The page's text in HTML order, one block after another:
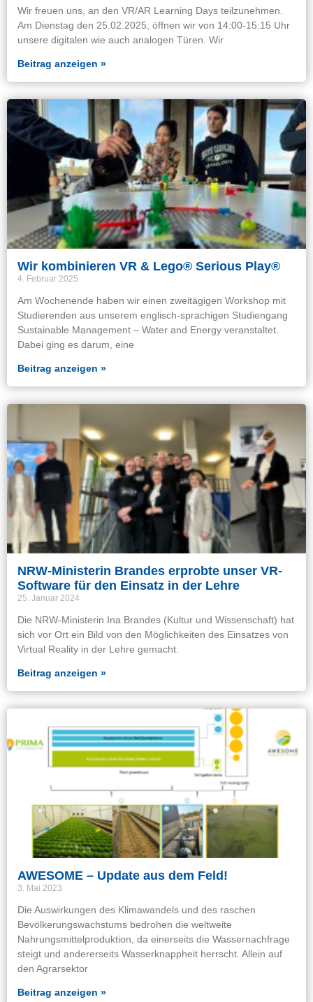
Wir freuen uns, an den VR/AR Learning Days teilzunehmen.
Am Dienstag den 25.02.2025, öffnen wir von 14:00-15:15 Uhr
unsere digitalen wie auch analogen Türen. Wir
Beitrag anzeigen »
Wir kombinieren VR & Lego® Serious Play®
4. Februar 2025
Am Wochenende haben wir einen zweitägigen Workshop mit
Studierenden aus unserem englisch-sprachigen Studiengang
Sustainable Management – Water and Energy veranstaltet.
Dabei ging es darum, eine
Beitrag anzeigen »
NRW-Ministerin Brandes erprobte unser VR-
Software für den Einsatz in der Lehre
25. Januar 2024
Die NRW-Ministerin Ina Brandes (Kultur und Wissenschaft) hat
sich vor Ort ein Bild von den Möglichkeiten des Einsatzes von
Virtual Reality in der Lehre gemacht.
Beitrag anzeigen »
AWESOME – Update aus dem Feld!
3. Mai 2023
Die Auswirkungen des Klimawandels und des raschen
Bevölkerungswachstums bedrohen die weltweite
Nahrungsmittelproduktion, da einerseits die Wassernachfrage
steigt und andererseits Wasserknappheit herrscht. Allein auf
den Agrarsektor
Beitrag anzeigen »